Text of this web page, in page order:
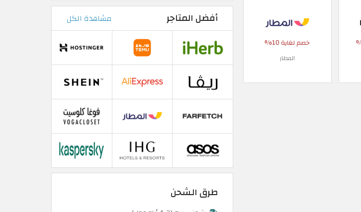
خصم لغاية 10%
المطار
أفضل المتاجر مشاهدة الكل
طرق الشحن